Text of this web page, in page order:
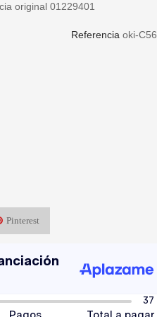
original 01229401
Referencia oki-
Pinterest